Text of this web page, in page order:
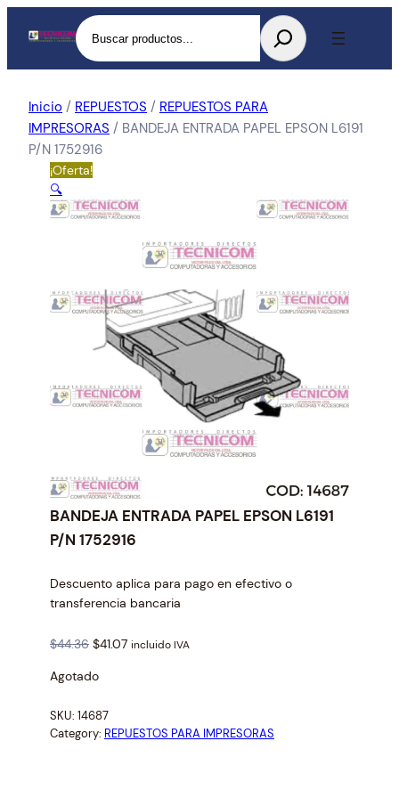
Buscar
Inicio / REPUESTOS / REPUESTOS PARA
IMPRESORAS / BANDEJA ENTRADA PAPEL EPSON L6191
P/N 1752916
¡Oferta!
🔍
BANDEJA ENTRADA PAPEL EPSON L6191
P/N 1752916
Descuento aplica para pago en efectivo o
transferencia bancaria
$44.36 O
i
i
n
$41.07C
n
incluido IVA
Agotado
SKU: 14687
Category: REPUESTOS PARA IMPRESORAS